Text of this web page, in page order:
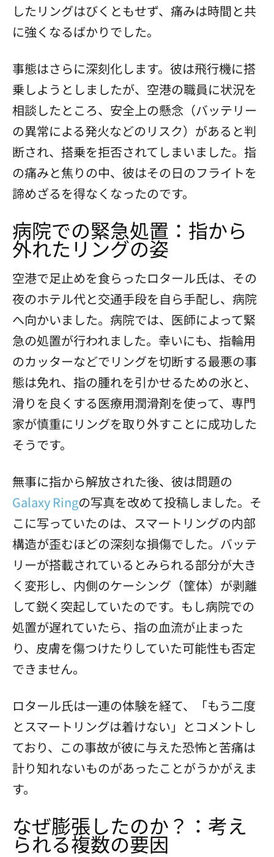
したリングはびくともせず、痛みは時間と共
に強くなるばかりでした。
事態はさらに深刻化します。彼は飛行機に搭
乗しようとしましたが、空港の職員に状況を
相談したところ、安全上の懸念（バッテリー
の異常による発火などのリスク）があると判
断され、搭乗を拒否されてしまいました。指
の痛みと焦りの中、彼はその日のフライトを
諦めざるを得なくなったのです。
病院での緊急処置：指から
外れたリングの姿
空港で足止めを食らったロタール氏は、その
夜のホテル代と交通手段を自ら手配し、病院
へ向かいました。病院では、医師によって緊
急の処置が行われました。幸いにも、指輪用
のカッターなどでリングを切断する最悪の事
態は免れ、指の腫れを引かせるための氷と、
滑りを良くする医療用潤滑剤を使って、専門
家が慎重にリングを取り外すことに成功した
そうです。
無事に指から解放された後、彼は問題の
Galaxy Ringの写真を改めて投稿しました。そ
こに写っていたのは、スマートリングの内部
構造が歪むほどの深刻な損傷でした。バッテ
リーが搭載されているとみられる部分が大き
く変形し、内側のケーシング（筐体）が剥離
して鋭く突起していたのです。もし病院での
処置が遅れていたら、指の血流が止まった
り、皮膚を傷つけたりしていた可能性も否定
できません。
ロタール氏は一連の体験を経て、「もう二度
とスマートリングは着けない」とコメントし
ており、この事故が彼に与えた恐怖と苦痛は
計り知れないものがあったことがうかがえま
す。
なぜ膨張したのか？：考え
られる複数の要因